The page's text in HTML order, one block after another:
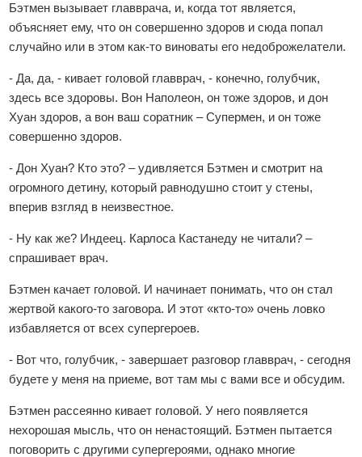
Бэтмен вызывает главврача, и, когда тот является,
объясняет ему, что он совершенно здоров и сюда попал
случайно или в этом как-то виноваты его недоброжелатели.
- Да, да, - кивает головой главврач, - конечно, голубчик,
здесь все здоровы. Вон Наполеон, он тоже здоров, и дон
Хуан здоров, а вон ваш соратник – Супермен, и он тоже
совершенно здоров.
- Дон Хуан? Кто это? – удивляется Бэтмен и смотрит на
огромного детину, который равнодушно стоит у стены,
вперив взгляд в неизвестное.
- Ну как же? Индеец. Карлоса Кастанеду не читали? –
спрашивает врач.
Бэтмен качает головой. И начинает понимать, что он стал
жертвой какого-то заговора. И этот «кто-то» очень ловко
избавляется от всех супергероев.
- Вот что, голубчик, - завершает разговор главврач, - сегодня
будете у меня на приеме, вот там мы с вами все и обсудим.
Бэтмен рассеянно кивает головой. У него появляется
нехорошая мысль, что он ненастоящий. Бэтмен пытается
поговорить с другими супергероями, однако многие